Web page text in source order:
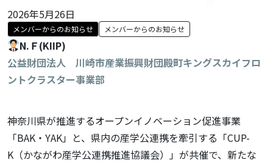
2026年5月26日
メンバーからのお知らせ メンバーからのお知らせ
N.Ｆ(KIIP)
公益財団法人 川崎市産業振興財団殿町キングスカイフロ
ントクラスター事業部
神奈川県が推進するオープンイノベーション促進事業
「BAK・YAK」と、県内の産学公連携を牽引する「CUP-
K（かながわ産学公連携推進協議会）」が共催で、新たな